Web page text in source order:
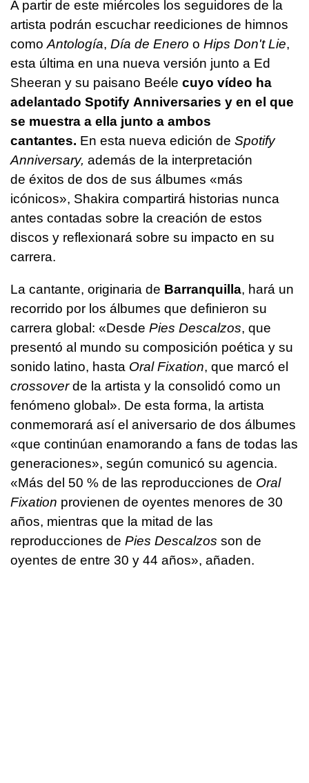
A partir de este miércoles los seguidores de la
artista podrán escuchar reediciones de himnos
comoAntología, Día de Enero o Hips Don't Lie,
esta última en una nueva versión junto a Ed
Sheeran y su paisano Beéle cuyo vídeo ha
adelantado Spotify Anniversaries y en el que
se muestra a ella junto a ambos
cantantes. En esta nueva edición de Spotify
Anniversary, además de la interpretación
de éxitos de dos de sus álbumes «más
icónicos», Shakira compartirá historias nunca
antes contadas sobre la creación de estos
discos y reflexionará sobre su impacto en su
carrera.
La cantante, originaria de Barranquilla, hará un
recorrido por los álbumes que definieron su
carrera global: «Desde Pies Descalzos, que
presentó al mundo su composición poética y su
sonido latino, hasta Oral Fixation, que marcó el
crossoverde la artista y la consolidó como un
fenómeno global». De esta forma, la artista
conmemorará así el aniversario de dos álbumes
«que continúan enamorando a fans de todas las
generaciones», según comunicó su agencia.
«Más del 50 % de las reproducciones de Oral
Fixation provienen de oyentes menores de 30
años, mientras que la mitad de las
reproducciones de Pies Descalzos son de
oyentes de entre 30 y 44 años», añaden.